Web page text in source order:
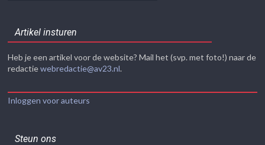
Artikel insturen
Heb je een artikel voor de website? Mail het (svp. met foto!) naar de
redactiewebredactie@av23.nl.
Inloggen voor auteurs
Steun ons